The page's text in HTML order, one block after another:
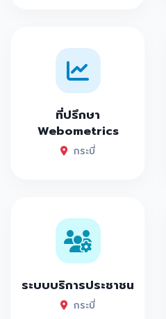
ที่ปรึกษา
Webometrics
กระบี่
ระบบบริการประชาชน
กระบี่